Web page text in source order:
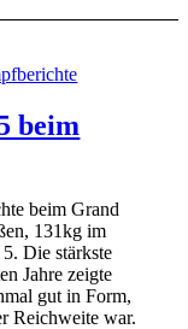
beim
beim Grand
131kg im
Die stärkste
Jahre zeigte
gut in Form,
Reichweite war.